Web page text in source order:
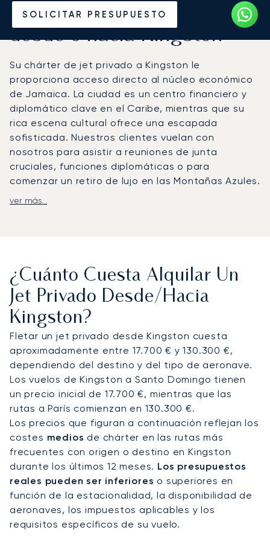
SOLICITAR PRESUPUESTO
Alquile un Jet Privado
desde o hacia Kingston
Su chárter de jet privado a Kingston le
proporciona acceso directo al núcleo económico
de Jamaica. La ciudad es un centro financiero y
diplomático clave en el Caribe, mientras que su
rica escena cultural ofrece una escapada
sofisticada. Nuestros clientes vuelan con
nosotros para asistir a reuniones de junta
cruciales, funciones diplomáticas o para
comenzar un retiro de lujo en las Montañas Azules.
Su viaje con LunaJets se diseña en torno a su
Como el primer bróker europeo en obtener la
certificación ARGUS, nuestro compromiso con la
seguridad operativa está rigurosamente
verificado. Este estándar garantiza una total
tranquilidad al viajar al Caribe, permitiéndole
centrarse en sus objetivos en Kingston con plena
confianza en su vuelo.
ver más...
¿Cuánto Cuesta Alquilar Un
Jet Privado Desde/hacia
Kingston?
Fletar un jet privado desde Kingston cuesta
aproximadamente entre 17.700 € y 130.300 €,
dependiendo del destino y del tipo de aeronave.
Los vuelos de Kingston a Santo Domingo tienen
un precio inicial de 17.700 €, mientras que las
rutas a París comienzan en 130.300 €.
Los precios que figuran a continuación reflejan los
costes medios de chárter en las rutas más
frecuentes con origen o destino en Kingston
durante los últimos 12 meses. Los presupuestos
reales pueden ser inferiores o superiores en
función de la estacionalidad, la disponibilidad de
aeronaves, los impuestos aplicables y los
requisitos específicos de su vuelo.